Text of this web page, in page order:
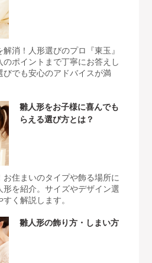
消！人形選びのプロ『東玉』
ポイントまで丁寧にお答えし
びでも安心のアドバイスが満
雛人形をお子様に喜んでも
らえる選び方とは？
住まいのタイプや飾る場所に
を紹介。サイズやデザイン選
く解説します。
雛人形の飾り方・しまい方